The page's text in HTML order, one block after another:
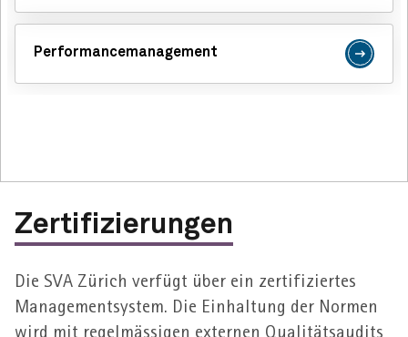
Performancemanagement
Zertifizierungen
Die SVA Zürich verfügt über ein zertifiziertes
Managementsystem. Die Einhaltung der Normen
wird mit regelmässigen externen Qualitätsaudits